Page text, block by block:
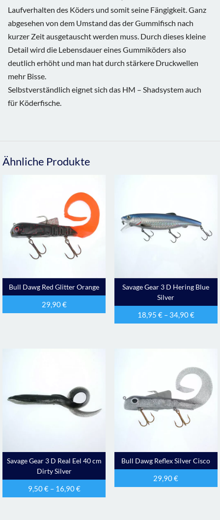
Laufverhalten des Köders und somit seine Fängigkeit. Ganz
abgesehen von dem Umstand das der Gummifisch nach
kurzer Zeit ausgetauscht werden muss. Durch dieses kleine
Detail wird die Lebensdauer eines Gummiköders also
deutlich erhöht und man hat durch stärkere Druckwellen
mehr Bisse.
Selbstverständlich eignet sich das HM – Shadsystem auch
für Köderfische.
Ähnliche Produkte
Bull Dawg Red Glitter Orange
29,90€
Savage Gear 3 D Hering Blue
Silver
18,95 €– 34,90€
Savage Gear 3 D Real Eel 40 cm
Dirty Silver
9,50€– 16,90€
Bull Dawg Reflex Silver Cisco
29,90€